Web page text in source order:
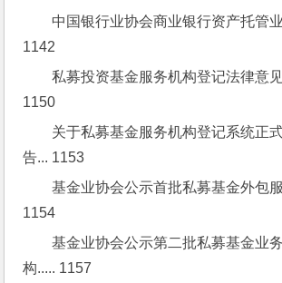
中国银行业协会商业银行资产托管
1142
私募投资基金服务机构登记法律意
1150
关于私募基金服务机构登记系统正
告... 1153
基金业协会公示首批私募基金外包
1154
基金业协会公示第二批私募基金业
构..... 1157